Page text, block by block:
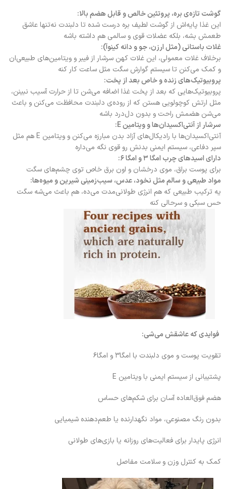
گوشت تازه‌ی بره، پروتئین خالص و قابل هضم بالا:
این غذا پایه‌اش از گوشت لطیف بره درست شده تا دلبندت نه‌تنها عاشق
طعمش بشه، بلکه عضلات قوی و سالمی هم داشته باشه
غلات باستانی (مثل ارزن، جو و دانه کینوآ):
برخلاف غلات معمولی، این غلات کهن سرشار از فیبر و ویتامین‌های طبیعی‌ان
و کمک می‌کنن تا سیستم گوارش سگت مثل ساعت کار کنه
پروبیوتیک‌های زنده و خاص بعد از پخت:
پروبیوتیک‌هایی که بعد از پخت غذا اضافه می‌شن تا از حرارت آسیب نبینن،
مثل ارتش کوچولویی هستن که از روده‌ی دلبندت محافظت می‌کنن و باعث
می‌شن هضمش راحت و بدون دل‌درد باشه
سرشار از آنتی‌اکسیدان‌ها و ویتامین E:
آنتی‌اکسیدان‌ها با رادیکال‌های آزاد بدن مبارزه می‌کنن و ویتامین E هم مثل
سپر دفاعی، سیستم ایمنی بدنش رو قوی نگه می‌داره
دارای اسیدهای چرب امگا ۳ و امگا ۶:
برای پوست براق، موی درخشان و اون برق خاص توی چشم‌های سگت
مواد طبیعی و سالم مثل نخود، عدس، سیب‌زمینی شیرین و میوه‌ها:
یه ترکیب طبیعی که هم انرژی طولانی‌مدت می‌ده، هم باعث می‌شه سگت
حس سبکی و سرحالی کنه
فوایدی که عاشقش می‌شی:
تقویت پوست و موی دلبندت با امگا۳ و امگا۶
پشتیبانی از سیستم ایمنی با ویتامین E
هضم فوق‌العاده آسان برای شکم‌های حساس
بدون رنگ مصنوعی، مواد نگهدارنده یا طعم‌دهنده شیمیایی
انرژی پایدار برای فعالیت‌های روزانه یا بازی‌های طولانی
کمک به کنترل وزن و سلامت مفاصل